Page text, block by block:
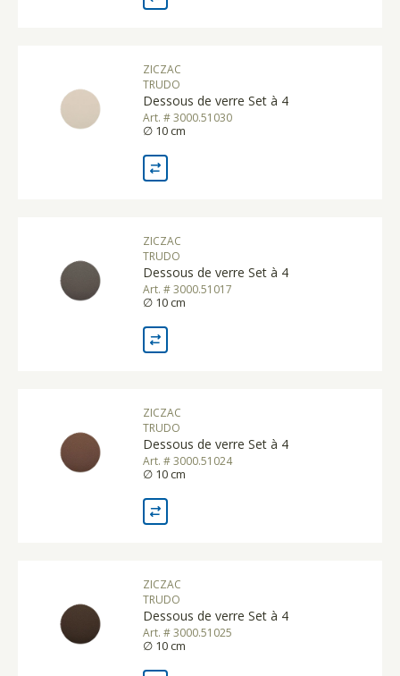
ZICZAC
TRUDO
Dessous de verre Set à 4
Art. # 3000.51030
∅ 10 cm
ZICZAC
TRUDO
Dessous de verre Set à 4
Art. # 3000.51017
∅ 10 cm
ZICZAC
TRUDO
Dessous de verre Set à 4
Art. # 3000.51024
∅ 10 cm
ZICZAC
TRUDO
Dessous de verre Set à 4
Art. # 3000.51025
∅ 10 cm